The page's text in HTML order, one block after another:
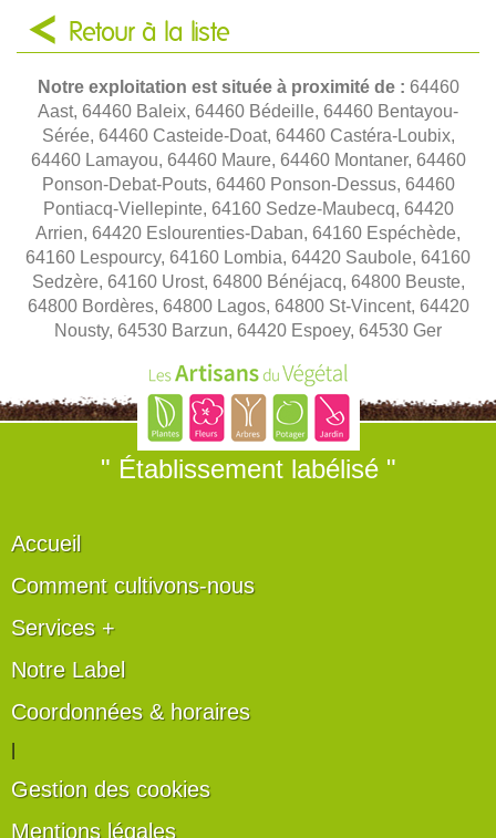
Retour à la liste
Notre exploitation est située à proximité de : 64460
Aast, 64460 Baleix, 64460 Bédeille, 64460 Bentayou-
Sérée, 64460 Casteide-Doat, 64460 Castéra-Loubix,
64460 Lamayou, 64460 Maure, 64460 Montaner, 64460
Ponson-Debat-Pouts, 64460 Ponson-Dessus, 64460
Pontiacq-Viellepinte, 64160 Sedze-Maubecq, 64420
Arrien, 64420 Eslourenties-Daban, 64160 Espéchède,
64160 Lespourcy, 64160 Lombia, 64420 Saubole, 64160
Sedzère, 64160 Urost, 64800 Bénéjacq, 64800 Beuste,
64800 Bordères, 64800 Lagos, 64800 St-Vincent, 64420
Nousty, 64530 Barzun, 64420 Espoey, 64530 Ger
" Établissement labélisé "
Accueil
Comment cultivons-nous
Services +
Notre Label
Coordonnées & horaires
Gestion des cookies
Mentions légales